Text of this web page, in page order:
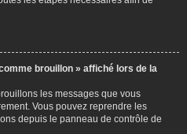
brouillon » affiché lors de la
les messages que vous
Vous pouvez reprendre les
depuis le panneau de contrôle de